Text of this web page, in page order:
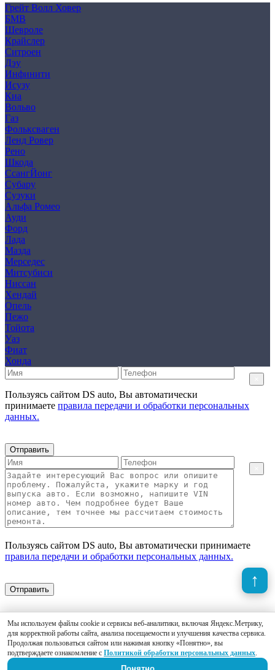
Грейт Волл Ховер
БМВ
Шевроле
Крайслер
Ситроен
Дэу
Инфинити
Исузу
Киа
Вольво
Газ
Фольксваген
Ленд Ровер
Рено
Шкода
СсангЙонг
Субару
Сузуки
Альфа Ромео
Ауди
Форд
Лада
Мазда
Мерседес
Митсубиси
Ниссан
Хендай
Опель
Пежо
Тойота
Уаз
Фиат
Хонда
Мы используем файлы cookie и сервисы веб-аналитики, включая Яндекс.Метрику,
для корректной работы сайта, анализа посещаемости и улучшения качества сервиса.
Продолжая пользоваться сайтом или нажимая кнопку «Понятно», вы
подтверждаете ознакомление с Политикой обработки персональных данных.
Пользуясь сайтом DS auto, Вы автоматически
принимаете правила передачи и обработки персональных
данных.
Отправить
Пользуясь сайтом DS auto, Вы автоматически принимаете
правила передачи и обработки персональных данных.
Отправить